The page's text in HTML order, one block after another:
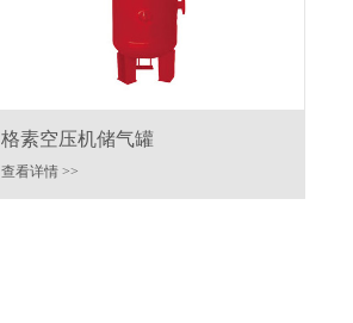
格素空压机储气罐
查看详情 >>